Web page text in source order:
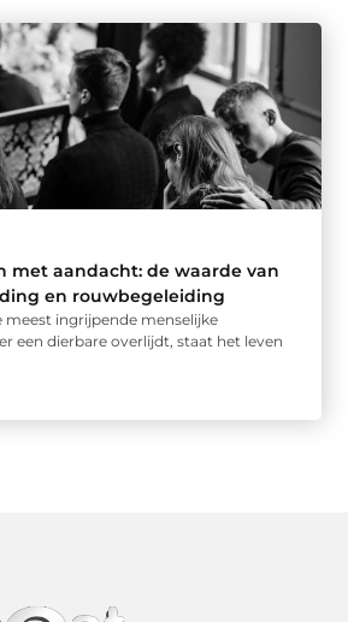
met aandacht: de waarde van
en rouwbegeleiding
meest ingrijpende menselijke
een dierbare overlijdt, staat het leven